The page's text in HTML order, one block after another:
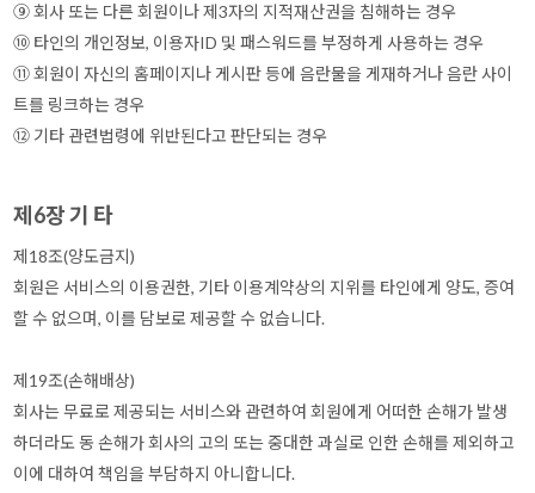
⑨ 회사 또는 다른 회원이나 제3자의 지적재산권을 침해하는 경우
⑩ 타인의 개인정보, 이용자ID 및 패스워드를 부정하게 사용하는 경우
⑪ 회원이 자신의 홈페이지나 게시판 등에 음란물을 게재하거나 음란 사이
트를 링크하는 경우
⑫ 기타 관련법령에 위반된다고 판단되는 경우
제6장 기 타
제18조(양도금지)
회원은 서비스의 이용권한, 기타 이용계약상의 지위를 타인에게 양도, 증여
할 수 없으며, 이를 담보로 제공할 수 없습니다.
제19조(손해배상)
회사는 무료로 제공되는 서비스와 관련하여 회원에게 어떠한 손해가 발생
하더라도 동 손해가 회사의 고의 또는 중대한 과실로 인한 손해를 제외하고
이에 대하여 책임을 부담하지 아니합니다.